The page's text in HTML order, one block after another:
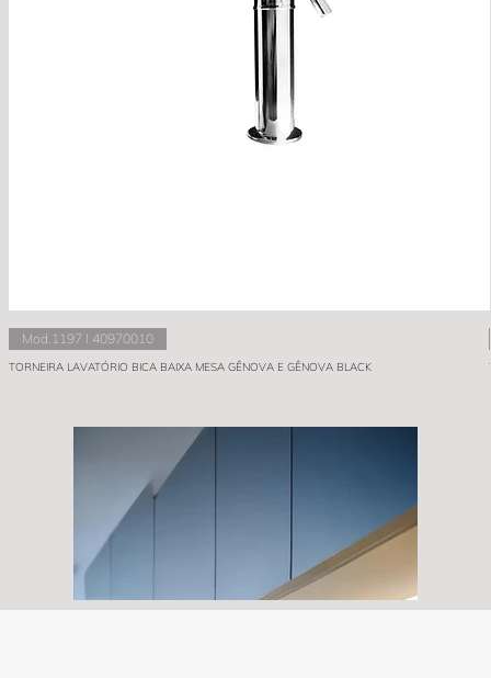
Mod.1197 I 40970010
TORNEIRA LAVATÓRIO BICA BAIXA MESA GÊNOVA E GÊNOVA BLACK